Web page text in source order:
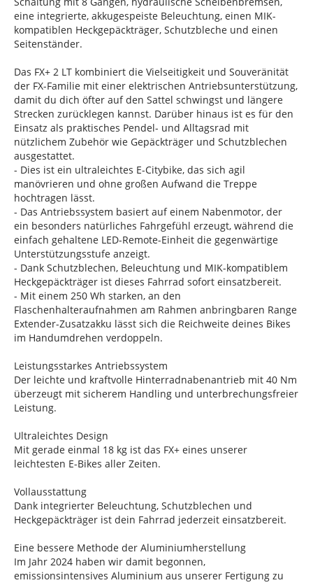
eine integrierte, akkugespeiste Beleuchtung, einen MIK-
kompatiblen Heckgepäckträger, Schutzbleche und einen
Seitenständer.
Das FX+ 2 LT kombiniert die Vielseitigkeit und Souveränität
der FX-Familie mit einer elektrischen Antriebsunterstützung,
damit du dich öfter auf den Sattel schwingst und längere
Strecken zurücklegen kannst. Darüber hinaus ist es für den
Einsatz als praktisches Pendel- und Alltagsrad mit
nützlichem Zubehör wie Gepäckträger und Schutzblechen
ausgestattet.
- Dies ist ein ultraleichtes E-Citybike, das sich agil
manövrieren und ohne großen Aufwand die Treppe
hochtragen lässt.
- Das Antriebssystem basiert auf einem Nabenmotor, der
ein besonders natürliches Fahrgefühl erzeugt, während die
einfach gehaltene LED-Remote-Einheit die gegenwärtige
Unterstützungsstufe anzeigt.
- Dank Schutzblechen, Beleuchtung und MIK-kompatiblem
Heckgepäckträger ist dieses Fahrrad sofort einsatzbereit.
- Mit einem 250 Wh starken, an den
Flaschenhalteraufnahmen am Rahmen anbringbaren Range
Extender-Zusatzakku lässt sich die Reichweite deines Bikes
im Handumdrehen verdoppeln.
Leistungsstarkes Antriebssystem
Der leichte und kraftvolle Hinterradnabenantrieb mit 40 Nm
überzeugt mit sicherem Handling und unterbrechungsfreier
Leistung.
Ultraleichtes Design
Mit gerade einmal 18 kg ist das FX+ eines unserer
leichtesten E-Bikes aller Zeiten.
Vollausstattung
Dank integrierter Beleuchtung, Schutzblechen und
Heckgepäckträger ist dein Fahrrad jederzeit einsatzbereit.
Eine bessere Methode der Aluminiumherstellung
Im Jahr 2024 haben wir damit begonnen,
emissionsintensives Aluminium aus unserer Fertigung zu